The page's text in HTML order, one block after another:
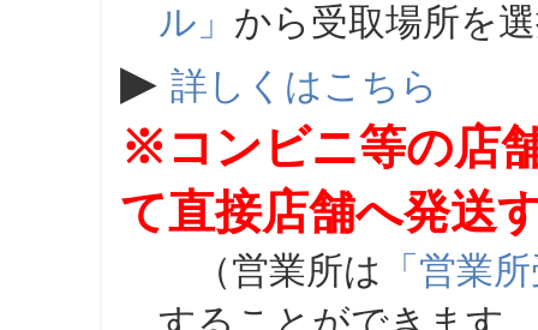
ル」 から受取場所を
▶ 詳しくはこちら
※コンビニ等の店
て直接店舗へ発送
（営業所は 「営業